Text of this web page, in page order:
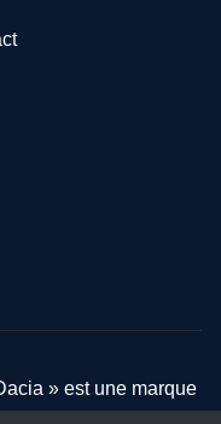
» est une marque